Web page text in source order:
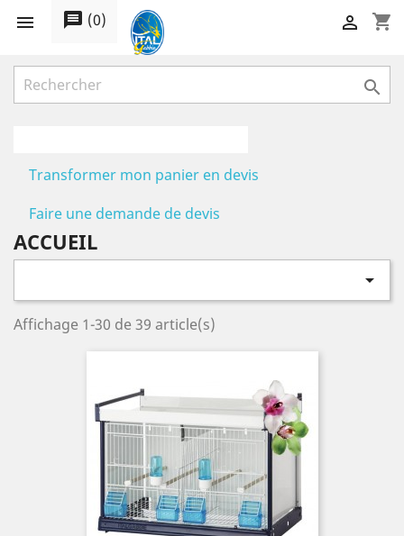
 message (0) shopping_cart


Transformer mon panier en devis
Faire une demande de devis
ACCUEIL

Affichage 1-30 de 39 article(s)